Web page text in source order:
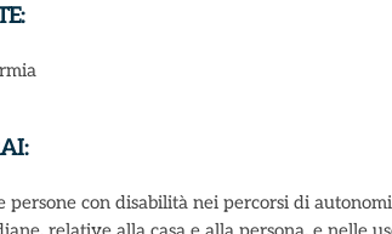
persone con disabilità nei percorsi di